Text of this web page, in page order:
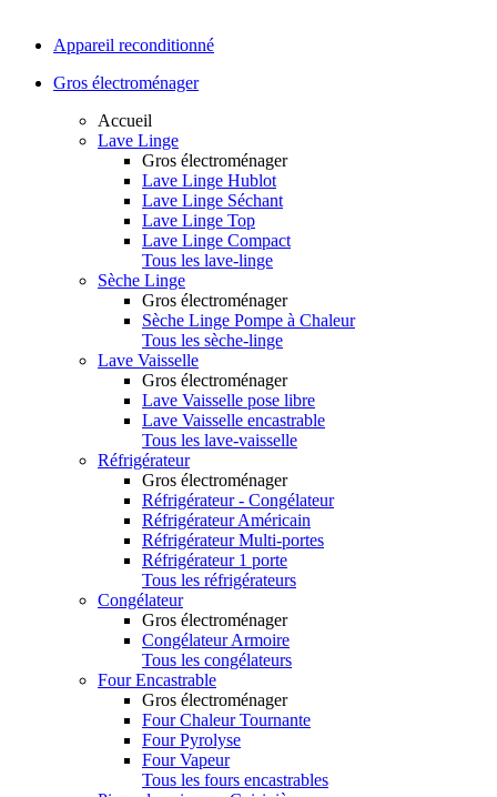
Appareil reconditionné
Gros électroménager
Accueil
Lave Linge
Gros électroménager
Lave Linge Hublot
Lave Linge Séchant
Lave Linge Top
Lave Linge Compact
Tous les lave-linge
Sèche Linge
Gros électroménager
Sèche Linge Pompe à Chaleur
Tous les sèche-linge
Lave Vaisselle
Gros électroménager
Lave Vaisselle pose libre
Lave Vaisselle encastrable
Tous les lave-vaisselle
Réfrigérateur
Gros électroménager
Réfrigérateur - Congélateur
Réfrigérateur Américain
Réfrigérateur Multi-portes
Réfrigérateur 1 porte
Tous les réfrigérateurs
Congélateur
Gros électroménager
Congélateur Armoire
Tous les congélateurs
Four Encastrable
Gros électroménager
Four Chaleur Tournante
Four Pyrolyse
Four Vapeur
Tous les fours encastrables